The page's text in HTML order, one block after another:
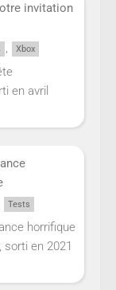
invitation
, Xbox
en avril
Tests
horrifique
en 2021